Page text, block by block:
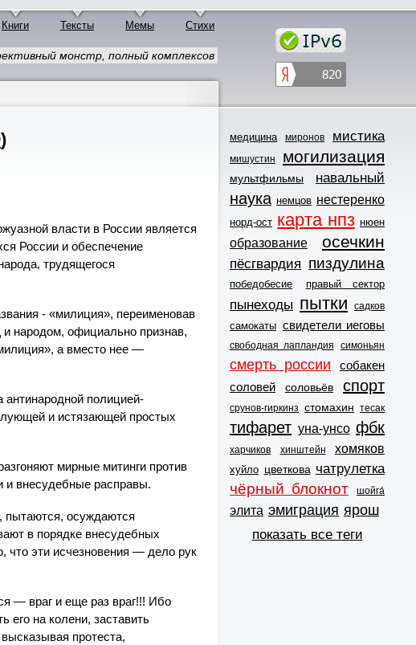
Книги Тексты Мемы Стихи
монстр, полный комплексов
)
власти в России является
России и обеспечение
трудящегося
- «милиция», переименовав
народом, официально признав,
а вместо нее —
антинародной полицией-
и истязающей простых
мирные митинги против
и внесудебные расправы.
пытаются, осуждаются
в порядке внесудебных
что эти исчезновения — дело рук
— враг и еще раз враг!!! Ибо
его на колени, заставить
протеста,
медицина миронов мистика
мишустин могилизация
мультфильмы навальный
наука немцов нестеренко
норд-ост карта нпз нюен
образование осечкин
пёсгвардия пиздулина
победобесие правый сектор
пынеходы пытки садков
самокаты свидетели иеговы
свободная лапландия симоньян
смерть россии
собакен
соловей
соловьёв спорт
срунов-гиркинз стомахин тесак
тифарет уна-унсо фбк
харчиков хинштейн хомяков
хуйло цветкова чатрулетка
чёрный блокнот шойга́
элита эмиграция ярош
показать все теги